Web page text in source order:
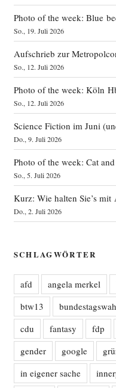
Photo of the week: Blue
So., 19. Juli 2026
Aufschrieb zur
So., 12. Juli 2026
Photo of the week: Köln
So., 12. Juli 2026
Science Fiction im Juni
Do., 9. Juli 2026
Photo of the week: Cat
So., 5. Juli 2026
Kurz: Wie halten Sie’s mit
Do., 2. Juli 2026
SCHLAGWÖRTER
afd angela merkel
btw13
cdu
fantasy fdp
gender
google
in eigener sache